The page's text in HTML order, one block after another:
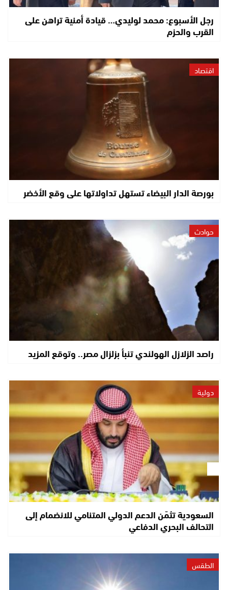
رجل الأسبوع: محمد لوليدي… قيادة أمنية تراهن على
القرب والحزم
اقتصاد
بورصة الدار البيضاء تستهل تداولاتها على وقع الأخضر
حوادث
راصد الزلازل الهولندي تنبأ بزلزال مصر.. وتوقع المزيد
دولية
السعودية تثمّن الدعم الدولي المتنامي للانضمام إلى
التحالف البحري الدفاعي
الطقس